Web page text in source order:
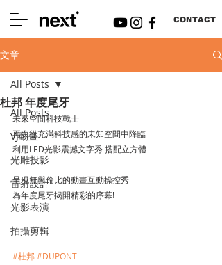
CONTACT
文章
All Posts
VJ動畫
光雕投影
雷射設計
光影表演
拍攝剪輯
All Posts
杜邦 年度尾牙
未來空間科技戰士
再次從充滿科技感的未知空間中降臨
利用LED光影震撼文字秀 搭配立方體
呈現無與倫比的動畫互動操控秀
為年度尾牙揭開精彩的序幕!
#杜邦#DUPONT